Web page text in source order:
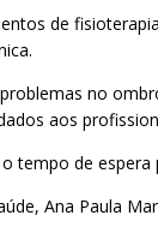
de
no
aos
tempo de
Ana Paula